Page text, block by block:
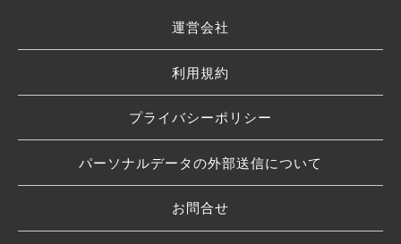
運営会社
利用規約
プライバシーポリシー
パーソナルデータの外部送信について
お問合せ